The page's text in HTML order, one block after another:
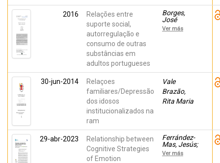
2016
Relações entre
suporte social,
autorregulação e
consumo de outras
substâncias em
adultos portugueses
Borges,
José
Manuel;
García del
Campos,
Juan
Carlos;
García del
Castillo-
Ver más
30-jun-2014
Relaçoes
familiares/Depressão
dos idosos
institucionalizados na
ram
Vale
Brazão,
Rita Maria
29-abr-2023
Relationship between
Cognitive Strategies
of Emotion
Ferrández-
Mas, Jesús;
Moreno-
Amador,
Ver más